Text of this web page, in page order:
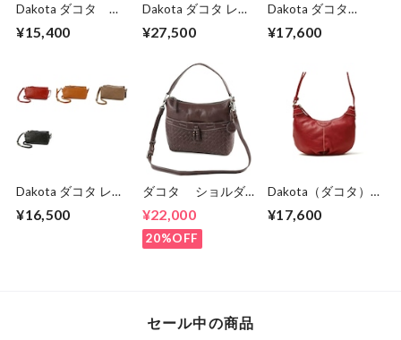
Dakota ダコタ ボ
ーバッグ 1034910
¥15,400
Dakota ダコタ レデ
ショルダーバッグ
¥27,500
Dakota ダコタ
ス ネルソン ショ
1034133
¥17,600
Dakota ダコタ レッ
ショルダーバッグ
¥16,500
ダコタ ショルダ
革 レディース DA-
1034131
¥22,000
20%OFF
Dakota（ダコタ）
ィースミニショルダ
¥17,600
セール中の商品